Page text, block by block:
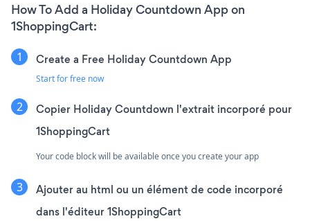
How To Add a Holiday Countdown App on
1ShoppingCart:
Create a Free Holiday Countdown App
Start for free now
Copier Holiday Countdown l'extrait incorporé pour
1ShoppingCart
Your code block will be available once you create your app
Ajouter au html ou un élément de code incorporé
dans l'éditeur 1ShoppingCart